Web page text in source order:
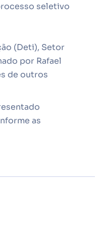
seletivo
(Deti), Setor
por Rafael
de outros
as